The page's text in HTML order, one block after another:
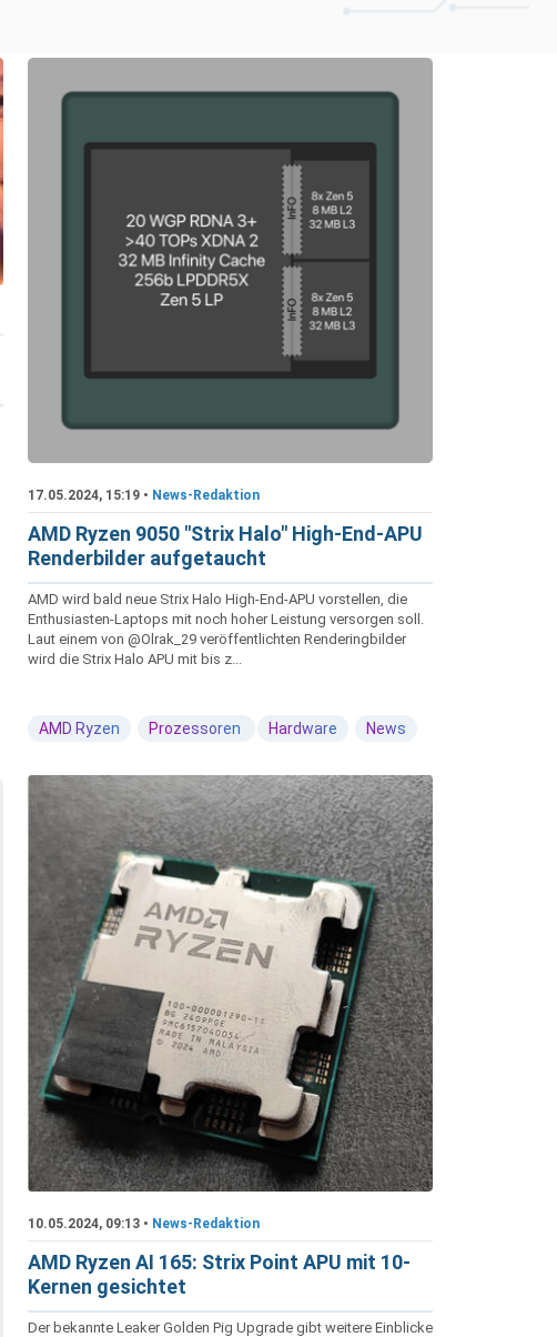
17.05.2024, 15:19 • News-Redaktion
AMD Ryzen 9050 "Strix Halo" High-End-APU
Renderbilder aufgetaucht
AMD wird bald neue Strix Halo High-End-APU vorstellen, die
Enthusiasten-Laptops mit noch hoher Leistung versorgen soll.
Laut einem von @Olrak_29 veröffentlichten Renderingbilder
wird die Strix Halo APU mit bis z...
AMD Ryzen Prozessoren Hardware News
10.05.2024, 09:13 • News-Redaktion
AMD Ryzen AI 165: Strix Point APU mit 10-
Kernen gesichtet
Der bekannte Leaker Golden Pig Upgrade gibt weitere Einblicke